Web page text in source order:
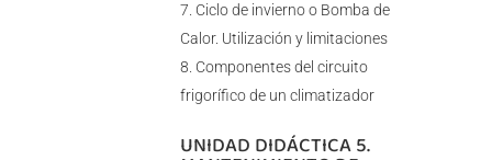
Ciclo de invierno o Bomba de
Calor. Utilización y limitaciones
Componentes del circuito
frigorífico de un climatizador
UNIDAD DIDÁCTICA 5.